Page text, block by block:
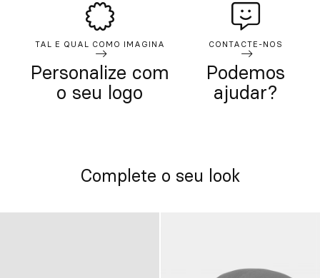
TAL E QUAL COMO IMAGINA
Personalize com
o seu logo
CONTACTE-NOS
Podemos
ajudar?
Complete o seu look